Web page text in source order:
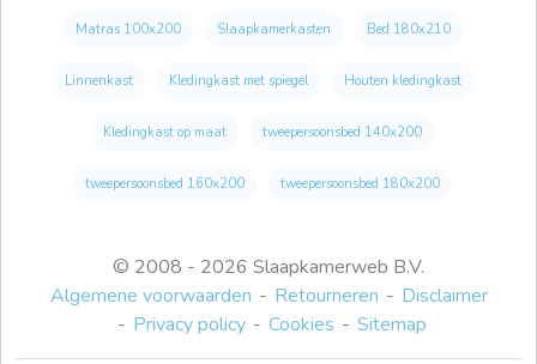
© 2008 - 2026 Slaapkamerweb B.V.
Algemene voorwaarden
Retourneren
Disclaimer
Privacy policy
Cookies Sitemap
Matras 100x200 Slaapkamerkasten Bed 180x210
Linnenkast Kledingkast met spiegel Houten kledingkast
Kledingkast op maat tweepersoonsbed 140x200
tweepersoonsbed 160x200 tweepersoonsbed 180x200